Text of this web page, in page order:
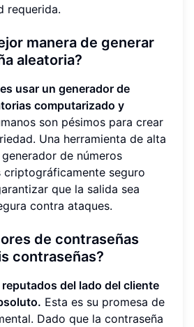
requerida.
manera de generar
aleatoria?
usar un generador de
computarizado y
son pésimos para crear
Una herramienta de alta
de números
criptográficamente seguro
que la salida sea
contra ataques.
de contraseñas
contraseñas?
del lado del cliente
Esta es su promesa de
Dado que la contraseña